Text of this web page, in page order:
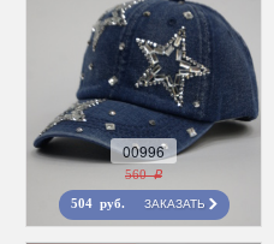
00996
560 r
504 руб. ЗАКАЗАТЬ